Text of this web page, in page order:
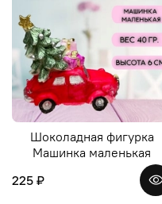
Шоколадная фигурка
Машинка маленькая
225 ₽